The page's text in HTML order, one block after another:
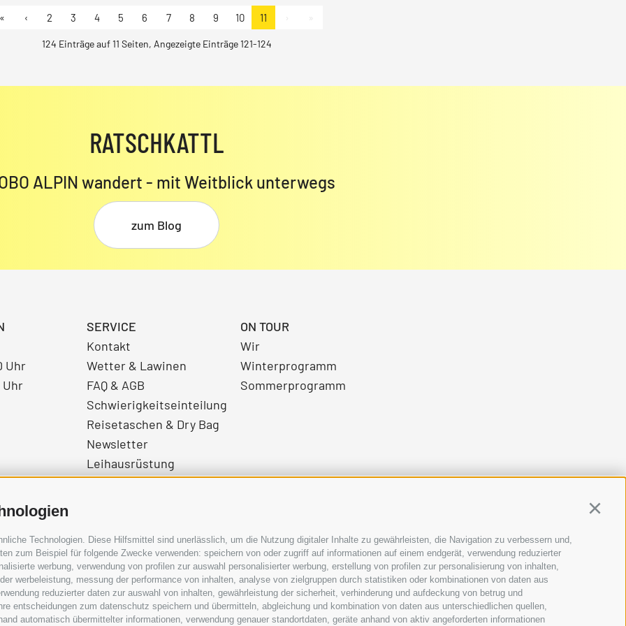
Technologien. Diese Hilfsmittel sind unerlässlich, um die Nutzung digitaler Inhalte zu gewährleisten, die Navigation zu verbessern und,
zum Beispiel für folgende Zwecke verwenden: speichern von oder zugriff auf informationen auf einem endgerät, verwendung reduzierter
werbung, verwendung von profilen zur auswahl personalisierter werbung, erstellung von profilen zur personalisierung von inhalten,
werbeleistung, messung der performance von inhalten, analyse von zielgruppen durch statistiken oder kombinationen von daten aus
reduzierter daten zur auswahl von inhalten, gewährleistung der sicherheit, verhinderung und aufdeckung von betrug und
entscheidungen zum datenschutz speichern und übermitteln, abgleichung und kombination von daten aus unterschiedlichen quellen,
automatisch übermittelter informationen, verwendung genauer standortdaten, geräte anhand von aktiv angeforderten informationen
« ‹ 2 3 4 5 6 7 8 9 10 11
124 Einträge auf 11 Seiten, Angezeigte Einträge 121-124
RATSCHKATTL
ALPIN wandert - mit Weitblick unterwegs
zum Blog
Uhr
Uhr
SERVICE
Kontakt
Wetter & Lawinen
FAQ & AGB
Schwierigkeitseinteilung
Reisetaschen & Dry Bag
Newsletter
Leihausrüstung
Login
Pauschalreiserichtlinie
ON TOUR
Wir
Winterprogramm
Sommerprogramm